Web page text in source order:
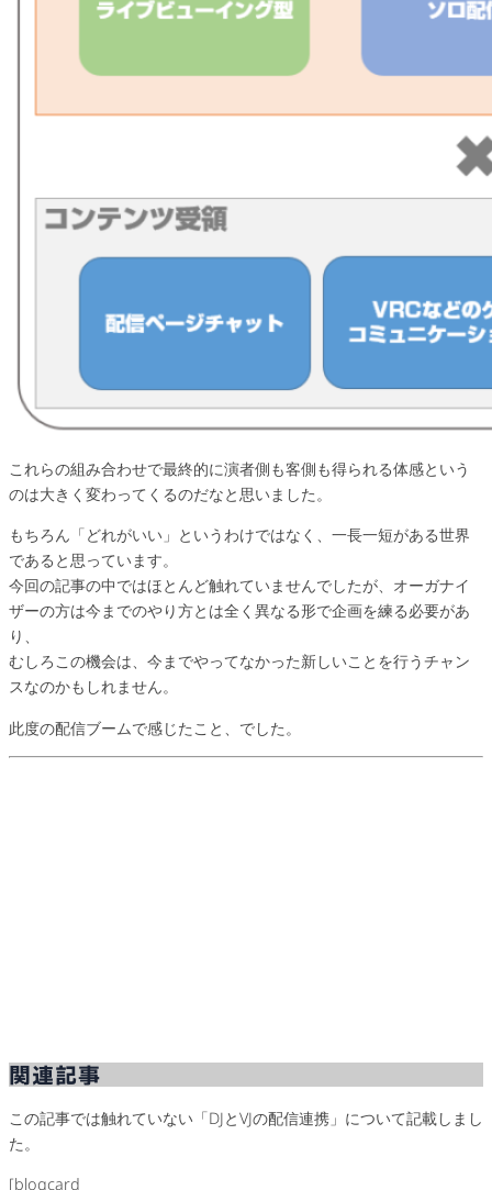
これらの組み合わせで最終的に演者側も客側も得られる体感という
のは大きく変わってくるのだなと思いました。
もちろん「どれがいい」というわけではなく、一長一短がある世界
であると思っています。
今回の記事の中ではほとんど触れていませんでしたが、オーガナイ
ザーの方は今までのやり方とは全く異なる形で企画を練る必要があ
り、
むしろこの機会は、今までやってなかった新しいことを行うチャン
スなのかもしれません。
此度の配信ブームで感じたこと、でした。
関連記事
この記事では触れていない「DJとVJの配信連携」について記載しまし
た。
[blogcard